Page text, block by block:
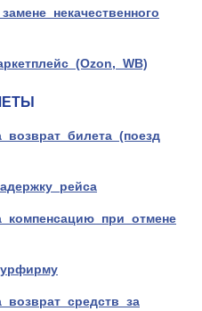
некачественного
(Ozon, WB)
возврат билета (поезд
рейса
компенсацию при отмене
возврат средств за